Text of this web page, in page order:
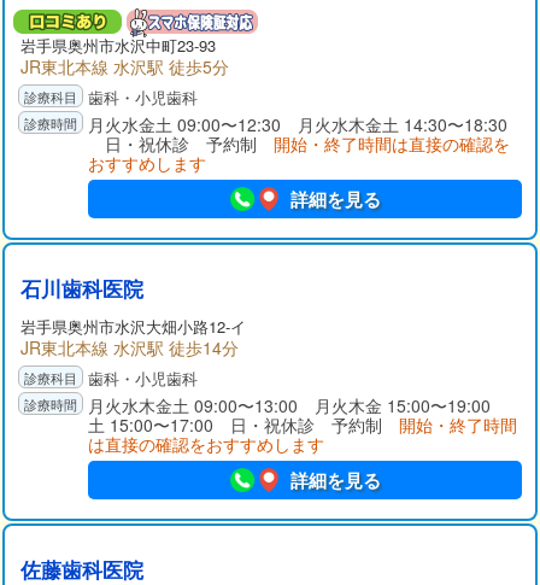
岩手県奥州市水沢中町23-93
JR東北本線 水沢駅 徒歩5分
歯科・小児歯科
月火水金土 09:00〜12:30 月火水木金土 14:30〜18:30
日・祝休診 予約制 開始・終了時間は直接の確認を
おすすめします
詳細を見る
石川歯科医院
岩手県奥州市水沢大畑小路12-イ
JR東北本線 水沢駅 徒歩14分
歯科・小児歯科
月火水木金土 09:00〜13:00 月火木金 15:00〜19:00
土 15:00〜17:00 日・祝休診 予約制 開始・終了時間
は直接の確認をおすすめします
詳細を見る
佐藤歯科医院